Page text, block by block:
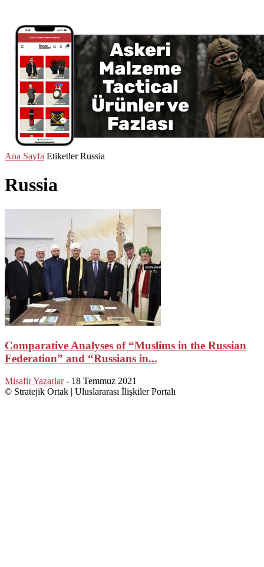
Ana Sayfa Etiketler Russia
Russia
Comparative Analyses of “Muslims in the Russian
Federation” and “Russians in...
Misafir Yazarlar - 18 Temmuz 2021
© Stratejik Ortak | Uluslararası İlişkiler Portalı